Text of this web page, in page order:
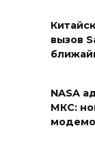
вызов
NASA
МКС: